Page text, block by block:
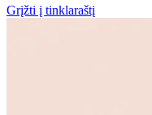
Grįžti į tinklaraštį